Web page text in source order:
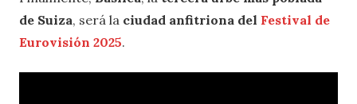
de Suiza, será la ciudad anfitriona del Festival de
Eurovisión 2025.